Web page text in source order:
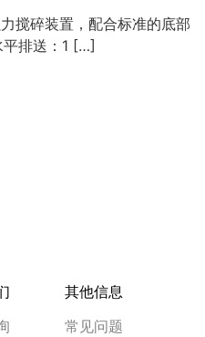
搅碎装置，配合标准的底部
平排送：1 […]
其他信息
常见问题